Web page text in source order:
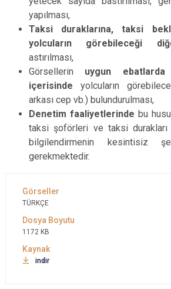
yapılması,
Taksi duraklarına, taksi
yolcuların görebileceği
astırılması,
Görsellerin uygun ebatlarda
içerisinde yolcuların
arkası cep vb.) bulundurulması,
Denetim faaliyetlerinde bu
taksi şoförleri ve taksi
bilgilendirmenin kesintisiz
gerekmektedir.
TÜRKÇE
1172 KB
indir